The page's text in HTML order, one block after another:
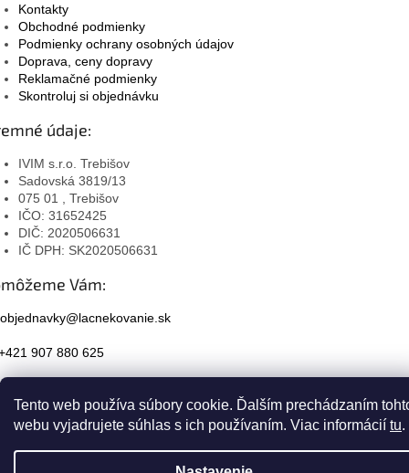
Tento web používa súbory cookie. Ďalším prechádzaním
webu vyjadrujete súhlas s ich používaním. Viac informácií tu.
Kontakty
Obchodné podmienky
Podmienky ochrany osobných údajov
Doprava, ceny dopravy
Reklamačné podmienky
Skontroluj si objednávku
údaje:
IVIM s.r.o. Trebišov
Sadovská 3819/13
075 01 , Trebišov
IČO: 31652425
DIČ: 2020506631
IČ DPH: SK2020506631
Vám:
objednavky@lacnekovanie.sk
907 880 625